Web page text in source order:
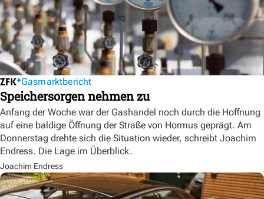
Gasmarktbericht
Speichersorgen nehmen zu
Anfang der Woche war der Gashandel noch durch die Hoffnung
auf eine baldige Öffnung der Straße von Hormus geprägt. Am
Donnerstag drehte sich die Situation wieder, schreibt Joachim
Endress. Die Lage im Überblick.
Joachim Endress